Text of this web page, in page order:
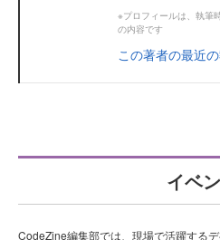
※プロフィールは、執筆
の内容です
この著者の最近
イベ
CodeZine編集部では、現場で活躍する